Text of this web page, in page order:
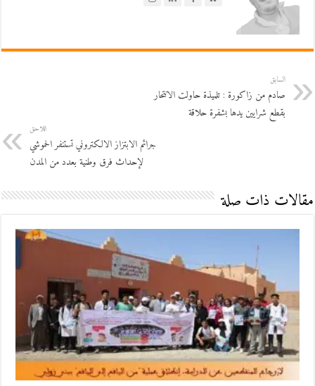
السابق
صادم من زاكورة : تلميذة حاولت الانتحار
بقطع شرايين يدها بشفرة حلاقة
اللاحق
جرائم الابتزاز الالكتروني تستنفر الحموشي
لإحداث فرق وطنية بعدد من المدن
مقالات ذات صلة